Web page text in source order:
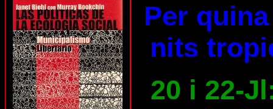
Per
nits
20 i 22-